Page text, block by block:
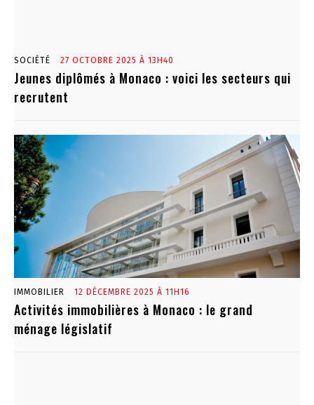
SOCIÉTÉ 27 OCTOBRE 2025 À 13H40
Jeunes diplômés à Monaco : voici les secteurs qui
recrutent
IMMOBILIER 12 DÉCEMBRE 2025 À 11H16
Activités immobilières à Monaco : le grand
ménage législatif